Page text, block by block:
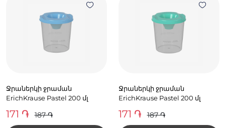
Ջրաներկի ջրաման
ErichKrause Pastel 200 մլ
171 ֏ 187 ֏
Ջրաներկի ջրաման
ErichKrause Pastel 200 մլ
171 ֏ 187 ֏